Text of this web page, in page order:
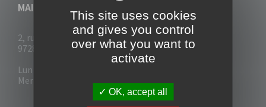
MAIRIE DU VAUCLIN
2, rue Collignon
97280 Le Vauclin
Lun - Mar : 7h30- 13h & 14h-17h
Mer-Jeu-Vend : 7h30 - 13h30
This site uses cookies
and gives you control
over what you want to
activate
OK, accept all